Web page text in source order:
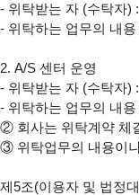
- 위탁받는 자 (수탁자)
- 위탁하는 업무의 내
2. A/S 센터 운영
- 위탁받는 자 (수탁자)
- 위탁하는 업무의 내
② 회사는 위탁계약 체
③ 위탁업무의 내용이
제5조(이용자 및 법정